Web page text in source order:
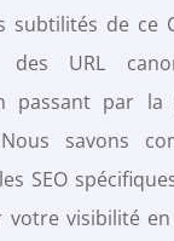
subtilités de ce
des URL
passant par la
Nous savons
SEO
votre visibilité